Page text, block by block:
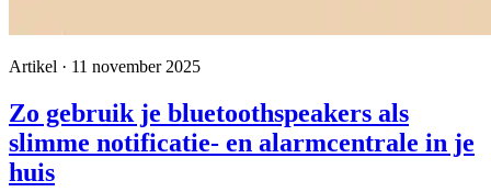
Artikel · 11 november 2025
Zo gebruik je bluetoothspeakers als
slimme notificatie- en alarmcentrale in je
huis